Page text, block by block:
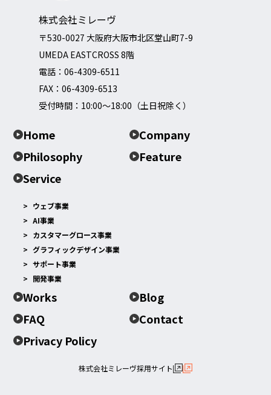
株式会社ミレーヴ
〒530-0027 大阪府大阪市北区堂山町7-9
UMEDA EASTCROSS 8階
電話： 06-4309-6511
FAX：06-4309-6513
受付時間：10:00～18:00（土日祝除く）
Home
Company
Philosophy
Feature
Service
ウェブ事業
AI事業
カスタマーグロース事業
グラフィックデザイン事業
サポート事業
開発事業
Works
Blog
FAQ
Contact
Privacy Policy
株式会社ミレーヴ採用サイト